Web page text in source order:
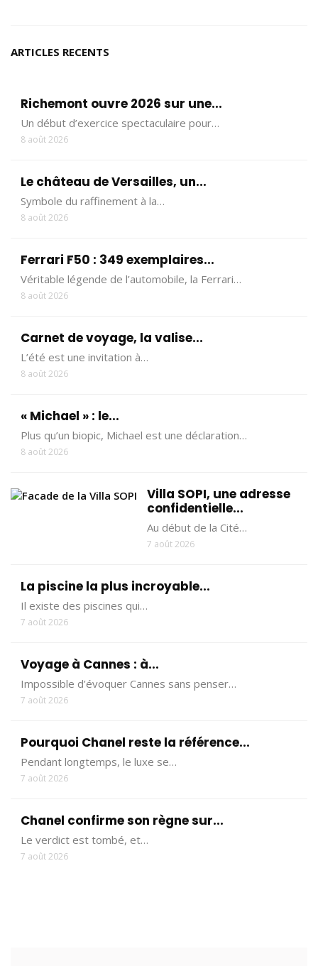
ARTICLES RECENTS
Richemont ouvre 2026 sur une...
Un début d’exercice spectaculaire pour…
8 août 2026
Le château de Versailles, un...
Symbole du raffinement à la…
8 août 2026
Ferrari F50 : 349 exemplaires...
Véritable légende de l’automobile, la Ferrari…
8 août 2026
Carnet de voyage, la valise...
L’été est une invitation à…
8 août 2026
« Michael » : le...
Plus qu’un biopic, Michael est une déclaration…
8 août 2026
Villa SOPI, une adresse
confidentielle...
Au début de la Cité…
7 août 2026
La piscine la plus incroyable...
Il existe des piscines qui…
7 août 2026
Voyage à Cannes : à...
Impossible d’évoquer Cannes sans penser…
7 août 2026
Pourquoi Chanel reste la référence...
Pendant longtemps, le luxe se…
7 août 2026
Chanel confirme son règne sur...
Le verdict est tombé, et…
7 août 2026